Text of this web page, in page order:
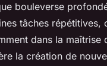
bouleverse
tâches
dans la maîtrise
la création de